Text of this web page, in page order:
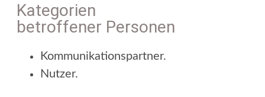
Kategorien
betroffener Personen
Kommunikationspartner.
Nutzer.